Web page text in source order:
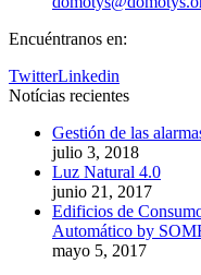
Encuéntranos en:
TwitterLinkedin
Notícias recientes
Gestión de las
julio 3, 2018
Luz Natural 4.0
junio 21, 2017
Edificios de
Automático by
mayo 5, 2017